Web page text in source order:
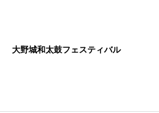
大野城和太鼓フェスティバル